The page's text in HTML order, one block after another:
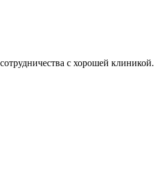
с хорошей